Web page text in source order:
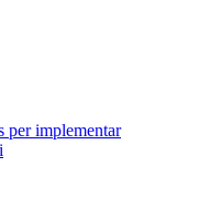
per implementar